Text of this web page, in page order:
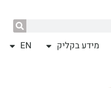
מידע בקליק EN